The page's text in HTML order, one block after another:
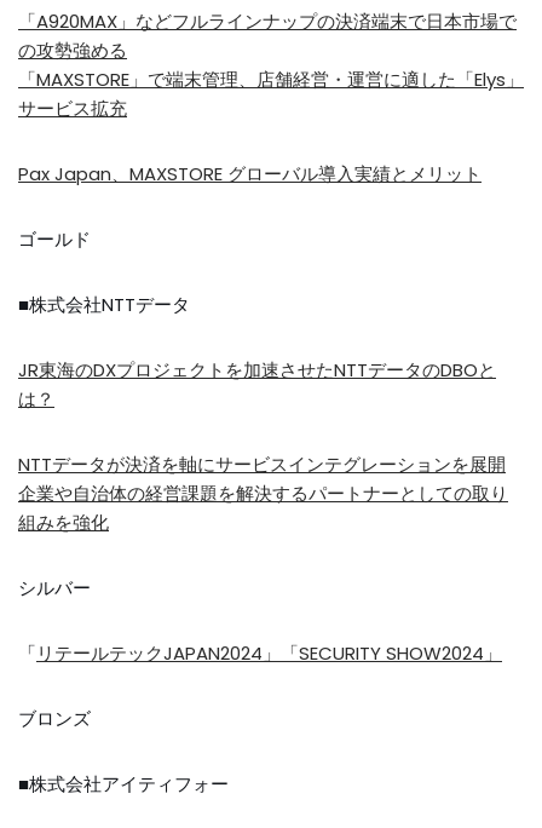
「A920MAX」などフルラインナップの決済端末で日本市場で
の攻勢強める
「MAXSTORE」で端末管理、店舗経営・運営に適した「Elys」
サービス拡充
Pax Japan、MAXSTORE グローバル導入実績とメリット
ゴールド
■株式会社NTTデータ
JR東海のDXプロジェクトを加速させたNTTデータのDBOと
は？
NTTデータが決済を軸にサービスインテグレーションを展開
企業や自治体の経営課題を解決するパートナーとしての取り
組みを強化
シルバー
「リテールテックJAPAN2024」「SECURITY SHOW2024」
ブロンズ
■株式会社アイティフォー